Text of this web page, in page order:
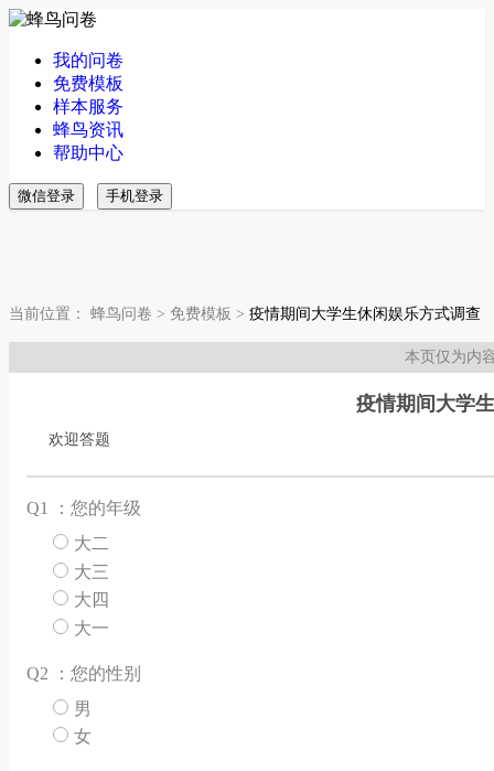
我的问卷
免费模板
样本服务
蜂鸟资讯
帮助中心
微信登录 手机登录
当前位置： 蜂鸟问卷 > 免费模板 > 疫情期间大学生休闲娱乐方式调查
本页仅为内
疫情期间大学
欢迎答题
Q1 ：您的年级
大二
大三
大四
大一
Q2 ：您的性别
男
女